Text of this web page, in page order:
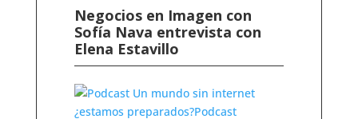
Negocios en Imagen con
Sofía Nava entrevista con
Elena Estavillo